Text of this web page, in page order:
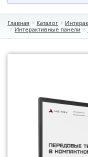
Главная Каталог
Интерактивные панели